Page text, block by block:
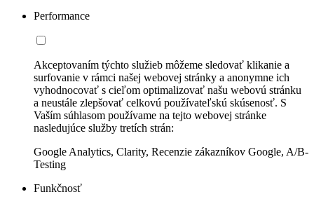
Performance
Akceptovaním týchto služieb môžeme sledovať klikanie a
surfovanie v rámci našej webovej stránky a anonymne ich
vyhodnocovať s cieľom optimalizovať našu webovú stránku
a neustále zlepšovať celkovú používateľskú skúsenosť. S
Vaším súhlasom používame na tejto webovej stránke
nasledujúce služby tretích strán:
Google Analytics, Clarity, Recenzie zákazníkov Google, A/B-
Testing
Funkčnosť